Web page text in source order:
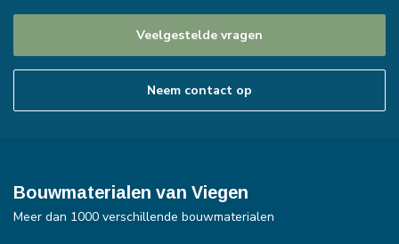
Veelgestelde vragen
Neem contact op
Bouwmaterialen van Viegen
Meer dan 1000 verschillende bouwmaterialen